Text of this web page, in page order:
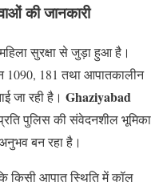
की जानकारी
सुरक्षा से जुड़ा हुआ है।
1090, 181 तथा आपातकालीन
जा रही है। Ghaziyabad
पुलिस की संवेदनशील भूमिका
बन रहा है।
कि किसी आपात स्थिति में कॉल